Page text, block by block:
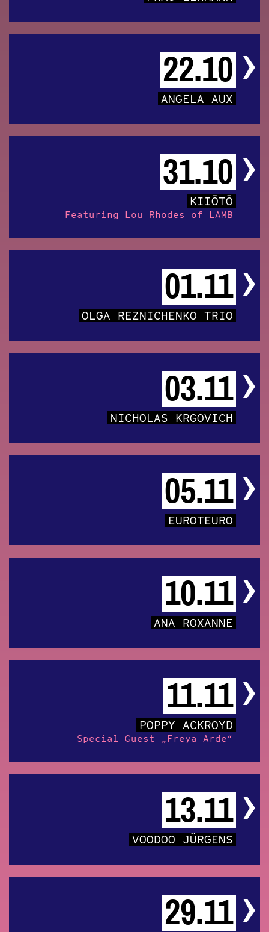
22.10
ANGELA AUX
31.10
KIIŌTŌ
Featuring Lou Rhodes of LAMB
01.11
OLGA REZNICHENKO TRIO
03.11
NICHOLAS KRGOVICH
05.11
EUROTEURO
10.11
ANA ROXANNE
11.11
POPPY ACKROYD
Special Guest „Freya Arde“
13.11
VOODOO JÜRGENS
29.11